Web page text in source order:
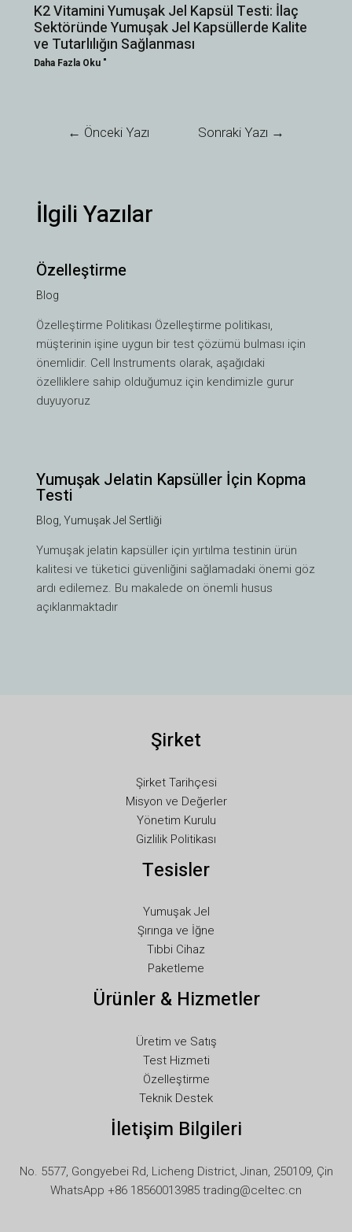
K2 Vitamini Yumuşak Jel Kapsül Testi: İlaç
Sektöründe Yumuşak Jel Kapsüllerde Kalite
ve Tutarlılığın Sağlanması
Daha Fazla Oku "
← Önceki Yazı Sonraki Yazı →
İlgili Yazılar
Özelleştirme
Blog
Özelleştirme Politikası Özelleştirme politikası,
müşterinin işine uygun bir test çözümü bulması için
önemlidir. Cell Instruments olarak, aşağıdaki
özelliklere sahip olduğumuz için kendimizle gurur
duyuyoruz
Yumuşak Jelatin Kapsüller İçin Kopma
Testi
Blog, Yumuşak Jel Sertliği
Yumuşak jelatin kapsüller için yırtılma testinin ürün
kalitesi ve tüketici güvenliğini sağlamadaki önemi göz
ardı edilemez. Bu makalede on önemli husus
açıklanmaktadır
Şirket
Şirket Tarihçesi
Misyon ve Değerler
Yönetim Kurulu
Gizlilik Politikası
Tesisler
Yumuşak Jel
Şırınga ve İğne
Tıbbi Cihaz
Paketleme
Ürünler & Hizmetler
Üretim ve Satış
Test Hizmeti
Özelleştirme
Teknik Destek
İletişim Bilgileri
No. 5577, Gongyebei Rd, Licheng District, Jinan, 250109, Çin
WhatsApp +86 18560013985 trading@celtec.cn
DE
TH